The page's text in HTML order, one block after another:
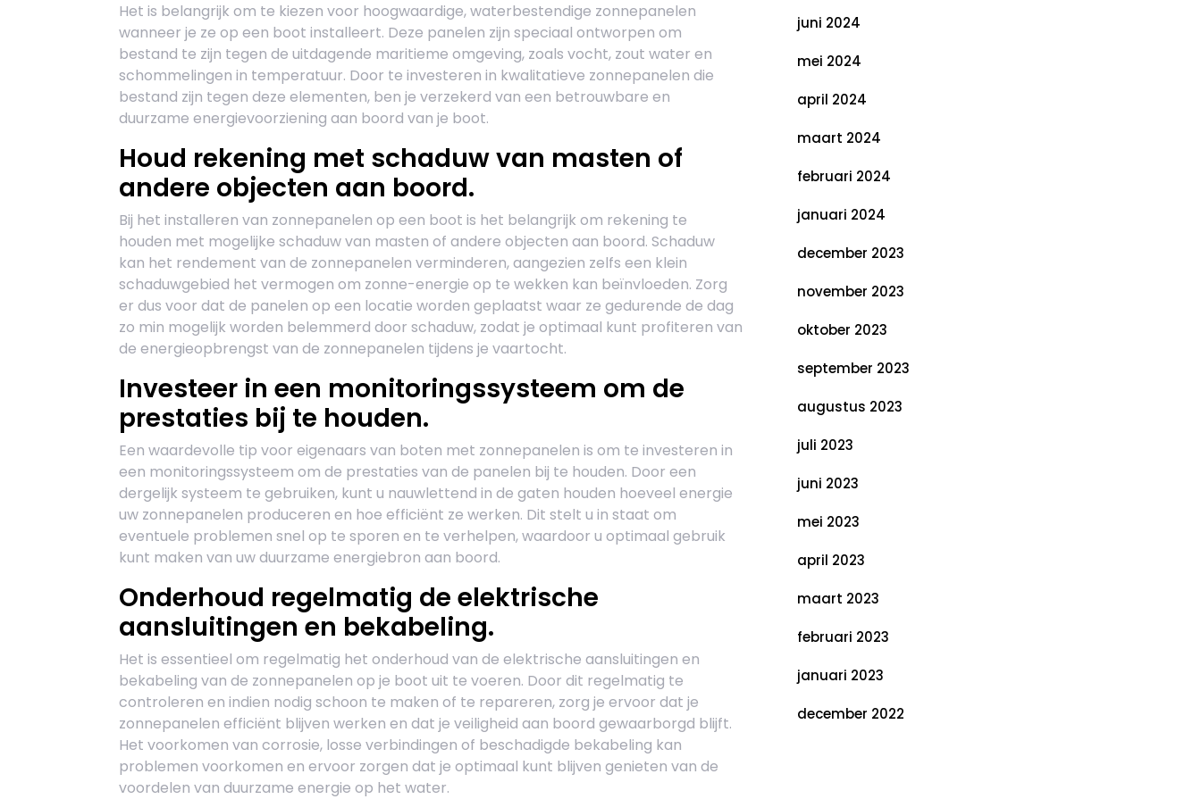
Het is belangrijk om te kiezen voor hoogwaardige, waterbestendige zonnepanelen
wanneer je ze op een boot installeert. Deze panelen zijn speciaal ontworpen om
bestand te zijn tegen de uitdagende maritieme omgeving, zoals vocht, zout water en
schommelingen in temperatuur. Door te investeren in kwalitatieve zonnepanelen die
bestand zijn tegen deze elementen, ben je verzekerd van een betrouwbare en
duurzame energievoorziening aan boord van je boot.
Houd rekening met schaduw van masten of
andere objecten aan boord.
Bij het installeren van zonnepanelen op een boot is het belangrijk om rekening te
houden met mogelijke schaduw van masten of andere objecten aan boord. Schaduw
kan het rendement van de zonnepanelen verminderen, aangezien zelfs een klein
schaduwgebied het vermogen om zonne-energie op te wekken kan beïnvloeden. Zorg
er dus voor dat de panelen op een locatie worden geplaatst waar ze gedurende de dag
zo min mogelijk worden belemmerd door schaduw, zodat je optimaal kunt profiteren van
de energieopbrengst van de zonnepanelen tijdens je vaartocht.
Investeer in een monitoringssysteem om de
prestaties bij te houden.
Een waardevolle tip voor eigenaars van boten met zonnepanelen is om te investeren in
een monitoringssysteem om de prestaties van de panelen bij te houden. Door een
dergelijk systeem te gebruiken, kunt u nauwlettend in de gaten houden hoeveel energie
uw zonnepanelen produceren en hoe efficiënt ze werken. Dit stelt u in staat om
eventuele problemen snel op te sporen en te verhelpen, waardoor u optimaal gebruik
kunt maken van uw duurzame energiebron aan boord.
Onderhoud regelmatig de elektrische
aansluitingen en bekabeling.
Het is essentieel om regelmatig het onderhoud van de elektrische aansluitingen en
bekabeling van de zonnepanelen op je boot uit te voeren. Door dit regelmatig te
controleren en indien nodig schoon te maken of te repareren, zorg je ervoor dat je
zonnepanelen efficiënt blijven werken en dat je veiligheid aan boord gewaarborgd blijft.
Het voorkomen van corrosie, losse verbindingen of beschadigde bekabeling kan
problemen voorkomen en ervoor zorgen dat je optimaal kunt blijven genieten van de
voordelen van duurzame energie op het water.
juni 2024
mei 2024
april 2024
maart 2024
februari 2024
januari 2024
december 2023
november 2023
oktober 2023
september 2023
augustus 2023
juli 2023
juni 2023
mei 2023
april 2023
maart 2023
februari 2023
januari 2023
december 2022